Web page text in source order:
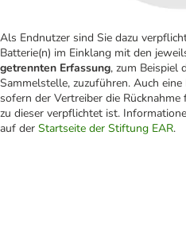
Als Endnutzer sind Sie dazu
Batterie(n) im Einklang mit den
getrennten Erfassung, zum Beispiel
Sammelstelle, zuzuführen. Auch eine
sofern der Vertreiber die
zu dieser verpflichtet ist.
auf der Startseite der Stiftung EAR.